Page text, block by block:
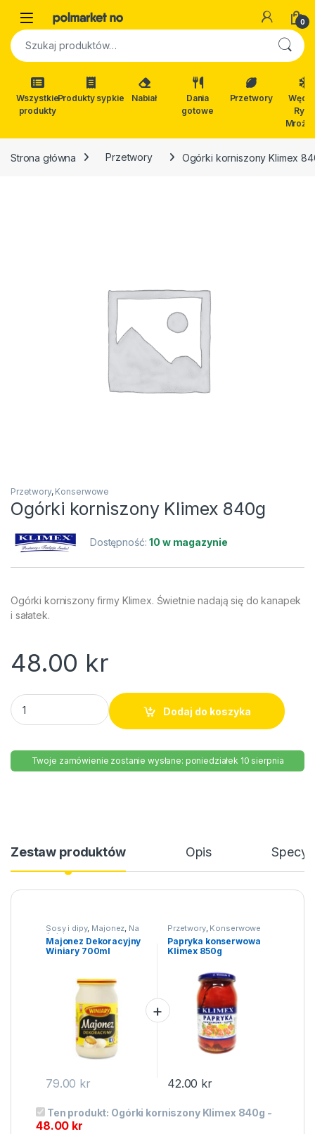
Open 0
Szukaj:
Wszystkie
produkty
Produkty sypkie Nabiał
Dania
gotowe
Przetwory
Ryby
Strona główna Przetwory Ogórki korniszony Klimex
Przetwory, Konserwowe
Ogórki korniszony Klimex 840g
Dostępność:10 w magazynie
Ogórki korniszony firmy Klimex. Świetnie nadają się do kanapek
i sałatek.
48.00 kr
Ogórki korniszony Klimex 840g quantity
Dodaj do koszyka
Twoje zamówienie zostanie wysłane: poniedziałek 10 sierpnia
Zestaw produktów Opis
Sosy i dipy, Majonez, Na
święta
Majonez Dekoracyjny
Winiary 700ml
79.00 kr
Przetwory, Konserwowe
Papryka konserwowa
Klimex 850g
42.00 kr
Ten produkt: Ogórki korniszony Klimex 840g -
48.00 kr